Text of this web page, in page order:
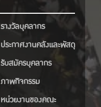
รางวัลบุคลากร
ประกาศงานคลังและพัสดุ
รับสมัครบุคลากร
ภาพกิจกรรม
หน่วยงานของคณะ